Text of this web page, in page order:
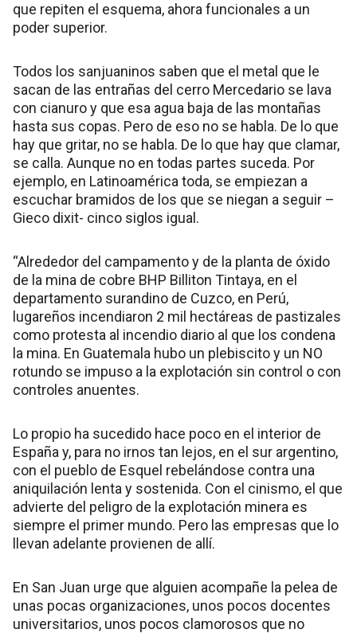
que repiten el esquema, ahora funcionales a un
poder superior.
Todos los sanjuaninos saben que el metal que le
sacan de las entrañas del cerro Mercedario se lava
con cianuro y que esa agua baja de las montañas
hasta sus copas. Pero de eso no se habla. De lo que
hay que gritar, no se habla. De lo que hay que clamar,
se calla. Aunque no en todas partes suceda. Por
ejemplo, en Latinoamérica toda, se empiezan a
escuchar bramidos de los que se niegan a seguir –
Gieco dixit- cinco siglos igual.
“Alrededor del campamento y de la planta de óxido
de la mina de cobre BHP Billiton Tintaya, en el
departamento surandino de Cuzco, en Perú,
lugareños incendiaron 2 mil hectáreas de pastizales
como protesta al incendio diario al que los condena
la mina. En Guatemala hubo un plebiscito y un NO
rotundo se impuso a la explotación sin control o con
controles anuentes.
Lo propio ha sucedido hace poco en el interior de
España y, para no irnos tan lejos, en el sur argentino,
con el pueblo de Esquel rebelándose contra una
aniquilación lenta y sostenida. Con el cinismo, el que
advierte del peligro de la explotación minera es
siempre el primer mundo. Pero las empresas que lo
llevan adelante provienen de allí.
En San Juan urge que alguien acompañe la pelea de
unas pocas organizaciones, unos pocos docentes
universitarios, unos pocos clamorosos que no